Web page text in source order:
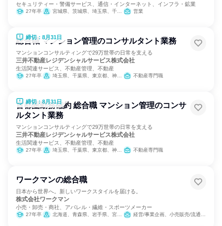
セキュリティー・警備サービス、通信・インターネット、インフラ・鉱業
27年卒 宮城県、茨城県、埼玉県、千葉県、東京都、神奈川県、山梨県、長野県、静岡県、愛知県、滋賀県、京都府、大阪府、兵庫県、奈良県、和歌山県、岡山県、山口県、徳島県、香川県、高知県、福岡県、熊本県、大分県 営業
締切：8月31日
総合職 マンション管理のコンサルタント業務
マンションコンサルティングで29万世帯の日常を支える
三井不動産レジデンシャルサービス株式会社
生活関連サービス、不動産管理、不動産
27年卒 埼玉県、千葉県、東京都、神奈川県、愛知県 不動産専門職
締切：8月31日
首都圏勤務確約 総合職 マンション管理のコンサ
ルタント業務
マンションコンサルティングで29万世帯の日常を支える
三井不動産レジデンシャルサービス株式会社
生活関連サービス、不動産管理、不動産
27年卒 埼玉県、千葉県、東京都、神奈川県 不動産専門職
ワークマンの総合職
日本から世界へ。新しいワークスタイルを届ける。
株式会社ワークマン
小売・卸売・商社、アパレル・繊維・スポーツメーカー
27年卒 北海道、青森県、岩手県、宮城県、秋田県、山形県、福島県、茨城県、栃木県、群馬県、埼玉県、千葉県、東京都、神奈川県、新潟県、富山県、石川県、福井県、山梨県、長野県、岐阜県、静岡県、愛知県、三重県、滋賀県、京都府、大阪府、兵庫県、奈良県、和歌山県、鳥取県、島根県、岡山県、広島県、山口県、徳島県、香川県、愛媛県、高知県、福岡県、佐賀県、長崎県、熊本県、大分県、宮崎県、鹿児島県、沖縄県 経営/事業企画、小売販売/流通、人事、広報/IR、商品企画、マーケティング・広告・宣伝